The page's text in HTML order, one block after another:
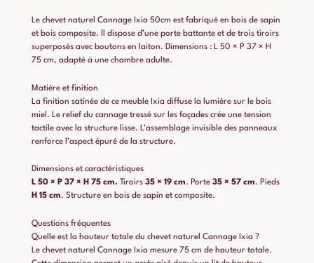
Le chevet naturel Cannage Ixia 50cm est fabriqué en bois de sapin
et bois composite. Il dispose d’une porte battante et de trois tiroirs
superposés avec boutons en laiton. Dimensions : L 50 × P 37 × H
75 cm, adapté à une chambre adulte.
Matière et finition
La finition satinée de ce meuble Ixia diffuse la lumière sur le bois
miel. Le relief du cannage tressé sur les façades crée une tension
tactile avec la structure lisse. L’assemblage invisible des panneaux
renforce l’aspect épuré de la structure.
Dimensions et caractéristiques
L 50 × P 37 × H 75 cm. Tiroirs 35 × 19 cm. Porte 35 × 57 cm. Pieds
H 15 cm. Structure en bois de sapin et composite.
Questions fréquentes
Quelle est la hauteur totale du chevet naturel Cannage Ixia ?
Le chevet naturel Cannage Ixia mesure 75 cm de hauteur totale.